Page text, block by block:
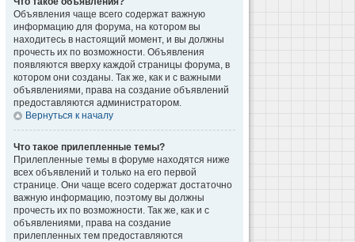
Объявления чаще всего содержат важную
информацию для форума, на котором вы
находитесь в настоящий момент, и вы должны
прочесть их по возможности. Объявления
появляются вверху каждой страницы форума, в
котором они созданы. Так же, как и с важными
объявлениями, права на создание объявлений
предоставляются администратором.
Вернуться к началу
Что такое прилепленные темы?
Прилепленные темы в форуме находятся ниже
всех объявлений и только на его первой
странице. Они чаще всего содержат достаточно
важную информацию, поэтому вы должны
прочесть их по возможности. Так же, как и с
объявлениями, права на создание
прилепленных тем предоставляются